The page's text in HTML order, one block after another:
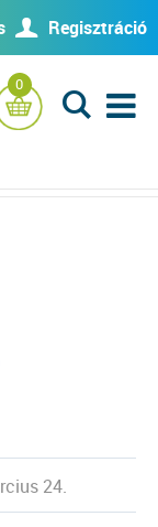
U Regisztráció
0
L
24.